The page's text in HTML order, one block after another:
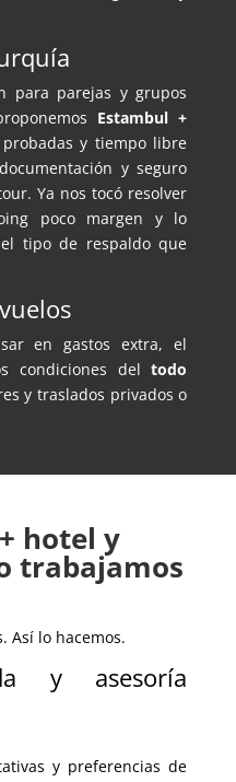
para parejas y grupos
Estambul +
y tiempo libre
y seguro
Ya nos tocó resolver
poco margen y lo
el tipo de respaldo que
en gastos extra, el
condiciones deltodo
y traslados privados o
hotel y
trabajamos
Así lo hacemos.
y asesoría
y preferencias de